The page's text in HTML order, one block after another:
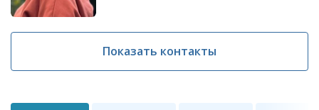
Показать контакты